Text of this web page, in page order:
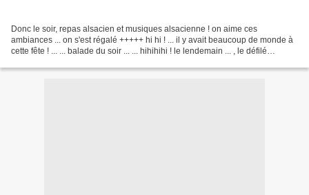
Donc le soir, repas alsacien et musiques alsacienne ! on aime ces
ambiances ... on s'est régalé +++++ hi hi ! ... il y avait beaucoup de monde à
cette fête ! ... ... balade du soir ... ... hihihihi ! le lendemain ... , le défilé